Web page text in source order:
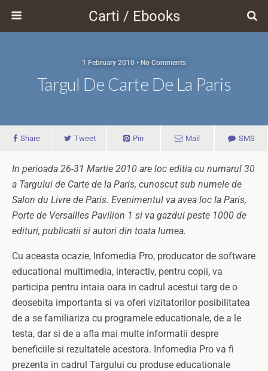
Carti / Ebooks
1 February 2010 • No Comments
Targul De Carte De La Paris
Share Tweet Pin Mail SMS
In perioada 26-31 Martie 2010 are loc editia cu numarul 30
a Targului de Carte de la Paris, cunoscut sub numele de
Salon du Livre de Paris. Evenimentul va avea loc la Paris,
Porte de Versailles Pavilion 1 si va gazdui peste 1000 de
edituri, publicatii si autori din toata lumea.
Cu aceasta ocazie, Infomedia Pro, producator de software
educational multimedia, interactiv, pentru copii, va
participa pentru intaia oara in cadrul acestui targ de o
deosebita importanta si va oferi vizitatorilor posibilitatea
de a se familiariza cu programele educationale, de a le
testa, dar si de a afla mai multe informatii despre
beneficiile si rezultatele acestora. Infomedia Pro va fi
prezenta in cadrul Targului cu produse educationale